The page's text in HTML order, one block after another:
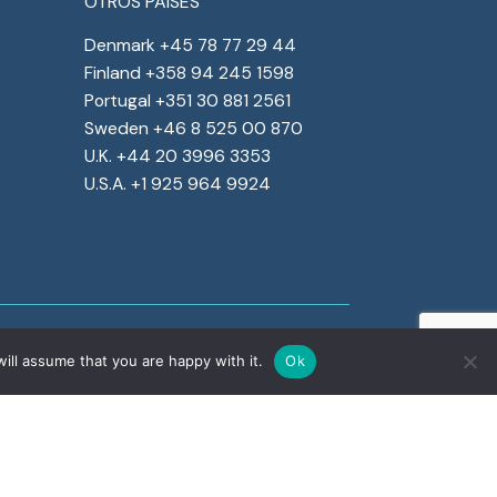
Denmark +45 78 77 29 44
Finland +358 94 245 1598
Portugal +351 30 881 2561
Sweden +46 8 525 00 870
U.K. +44 20 3996 3353
U.S.A. +1 925 964 9924
assume that you are happy with it. Ok